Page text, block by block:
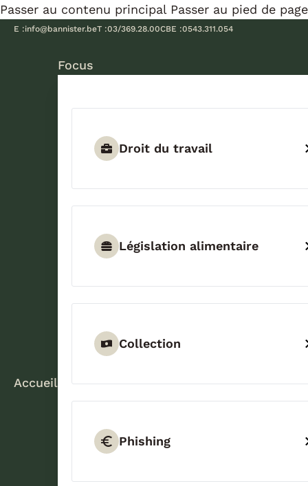
Passer au contenu principal Passer au pied de page
E :info@bannister.beT :03/369.28.00CBE :0543.311.054
Accueil
Focus
Droit du travail
Législation alimentaire
Collection
Phishing